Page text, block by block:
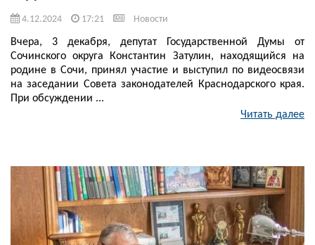
4.12.2024 17:21 Новости
Вчера, 3 декабря, депутат Государственной Думы от
Сочинского округа Константин Затулин, находящийся на
родине в Сочи, принял участие и выступил по видеосвязи
на заседании Совета законодателей Краснодарского края.
При обсуждении ...
Читать далее